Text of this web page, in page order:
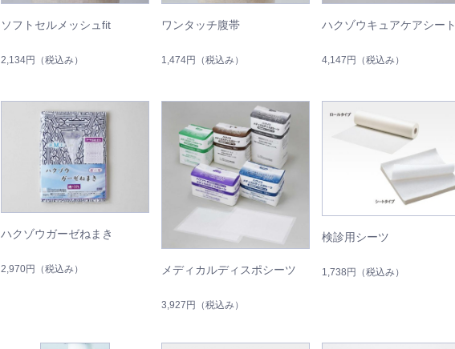
ソフトセルメッシュfit
2,134円 （税込み）
ワンタッチ腹帯
1,474円 （税込み）
ハクゾウキュアケアシート
4,147円 （税込み）
ハクゾウガーゼねまき
2,970円 （税込み） メディカルディスポシーツ
3,927円 （税込み）
検診用シーツ
1,738円 （税込み）